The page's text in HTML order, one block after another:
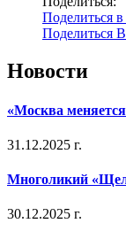
Поделиться
Поделиться
Новости
«Москва
31.12.2025 г.
Многоликий
30.12.2025 г.